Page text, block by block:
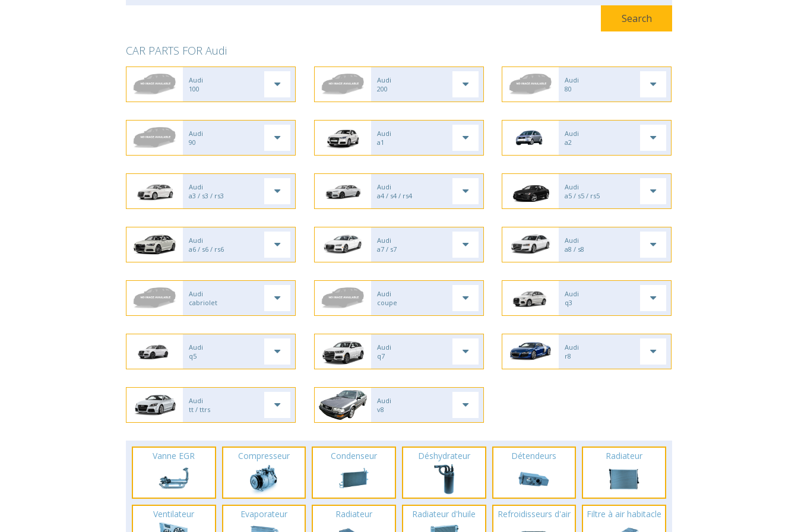
CAR PARTS FOR Audi
Audi
100
Audi
200
Audi
80
Audi
90
Audi
a1
Audi
a2
Audi
a3 / s3 / rs3
Audi
a4 / s4 / rs4
Audi
a5 / s5 / rs5
Audi
a6 / s6 / rs6
Audi
a7 / s7
Audi
a8 / s8
Audi
cabriolet
Audi
coupe
Audi
q3
Audi
q5
Audi
q7
Audi
r8
Audi
tt / ttrs
Audi
v8
Vanne EGR Compresseur Condenseur Déshydrateur Détendeurs Radiateur
Ventilateur Evaporateur Radiateur Radiateur d'huile Refroidisseurs d'air Filtre à air habitacle